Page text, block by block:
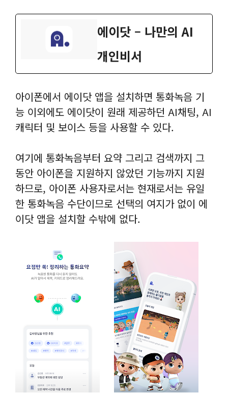
‎에이닷 – 나만의 AI
개인비서
아이폰에서 에이닷 앱을 설치하면 통화녹음 기
능 이외에도 에이닷이 원래 제공하던 AI채팅, AI
캐릭터 및 보이스 등을 사용할 수 있다.
여기에 통화녹음부터 요약 그리고 검색까지 그
동안 아이폰을 지원하지 않았던 기능까지 지원
하므로, 아이폰 사용자로서는 현재로서는 유일
한 통화녹음 수단이므로 선택의 여지가 없이 에
이닷 앱을 설치할 수밖에 없다.